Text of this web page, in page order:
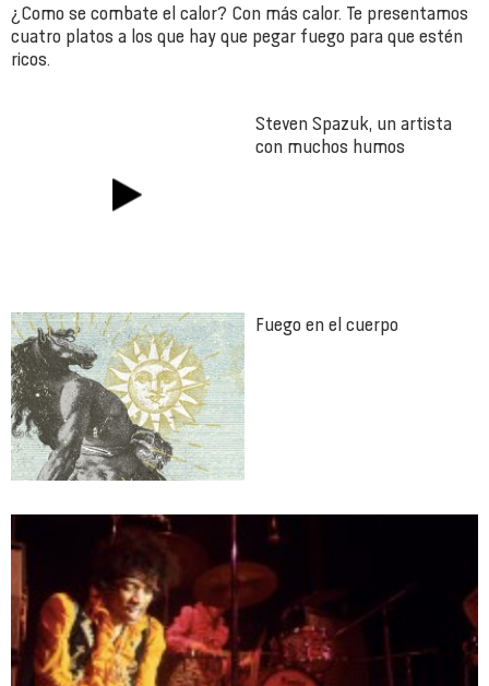
¿Como se combate el calor? Con más calor. Te presentamos
cuatro platos a los que hay que pegar fuego para que estén
ricos.
Steven Spazuk, un artista
con muchos humos
Fuego en el cuerpo